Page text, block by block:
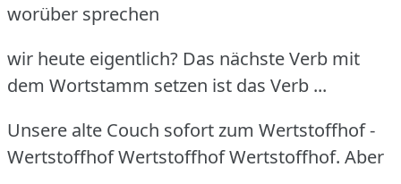
worüber sprechen
wir heute eigentlich? Das nächste Verb mit
dem Wortstamm setzen ist das Verb ...
Unsere alte Couch sofort zum Wertstoffhof -
Wertstoffhof Wertstoffhof Wertstoffhof. Aber